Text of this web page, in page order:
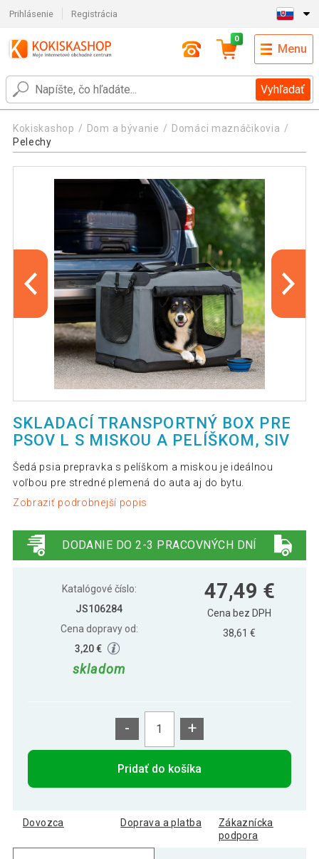
Prihlásenie Registrácia
Vyhľadať
0
Menu
Kokiskashop Dom a bývanie
Domáci maznáčikovia
Pelechy
SKLADACÍ TRANSPORTNÝ BOX PRE
PSOV L S MISKOU A PELÍŠKOM, SIV
Šedá psia prepravka s pelíškom a miskou je ideálnou
voľbou pre stredné plemená do auta aj do bytu.
Zobraziť podrobnejší popis
DODANIE DO 2-3 PRACOVNÝCH DNÍ
Katalógové číslo:
JS106284
Cena dopravy od:
3,20 €
skladom
47,49 €
Cena bez DPH
38,61 €
- +
Pridať do košíka
Dovozca Doprava a platba
Zákaznícka
podpora